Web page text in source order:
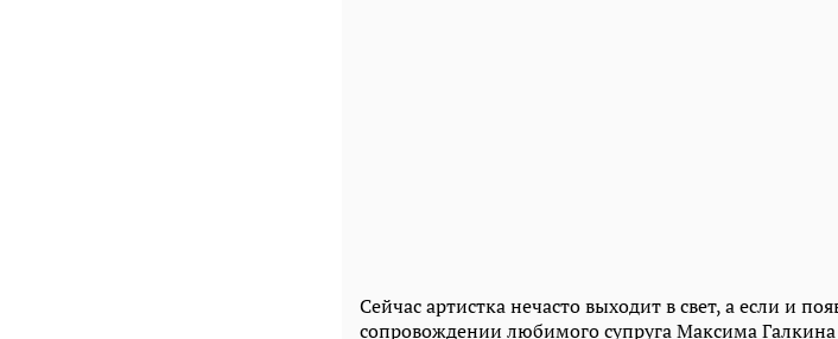
Сейчас артистка нечасто выходит в свет, а если и
сопровождении любимого супруга Максима